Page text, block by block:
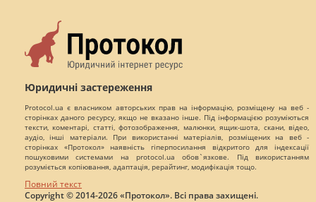
Юридичні застереження
Protocol.ua є власником авторських прав на інформацію, розміщену на веб -
сторінках даного ресурсу, якщо не вказано інше. Під інформацією розуміються
тексти, коментарі, статті, фотозображення, малюнки, ящик-шота, скани, відео,
аудіо, інші матеріали. При використанні матеріалів, розміщених на веб -
сторінках «Протокол» наявність гіперпосилання відкритого для індексації
пошуковими системами на protocol.ua обов`язкове. Під використанням
розуміється копіювання, адаптація, рерайтинг, модифікація тощо.
Повний текст
Copyright © 2014-2026 «Протокол». Всі права захищені.